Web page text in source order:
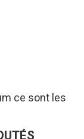
ce sont les